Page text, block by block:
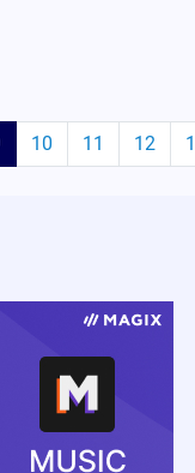
10 11 12